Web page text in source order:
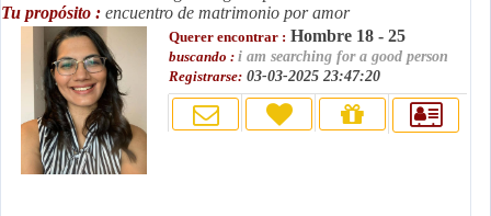
Tu propósito : encuentro de matrimonio por amor
Querer encontrar : Hombre 18 - 25
buscando : i am searching for a good person
Registrarse: 03-03-2025 23:47:20